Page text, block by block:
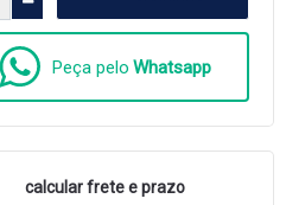
Peça pelo Whatsapp
calcular frete e prazo